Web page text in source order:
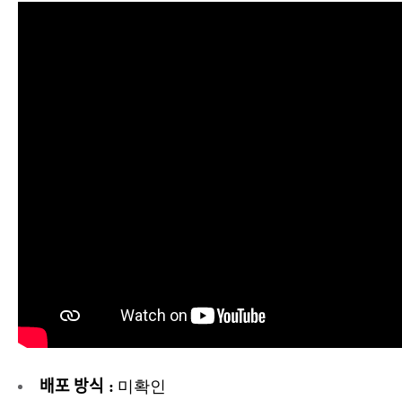
배포 방식 : 미확인